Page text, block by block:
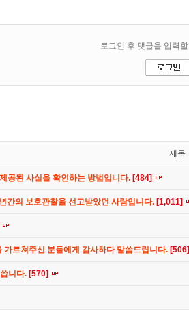
제목
공된 사실을 확인하는 방법입니다. [484]
간의 보호관찰을 선고받았던 사람입니다. [1,011]
르쳐주신 분들에게 감사하다 말씀드립니다. [506]
니다. [570]